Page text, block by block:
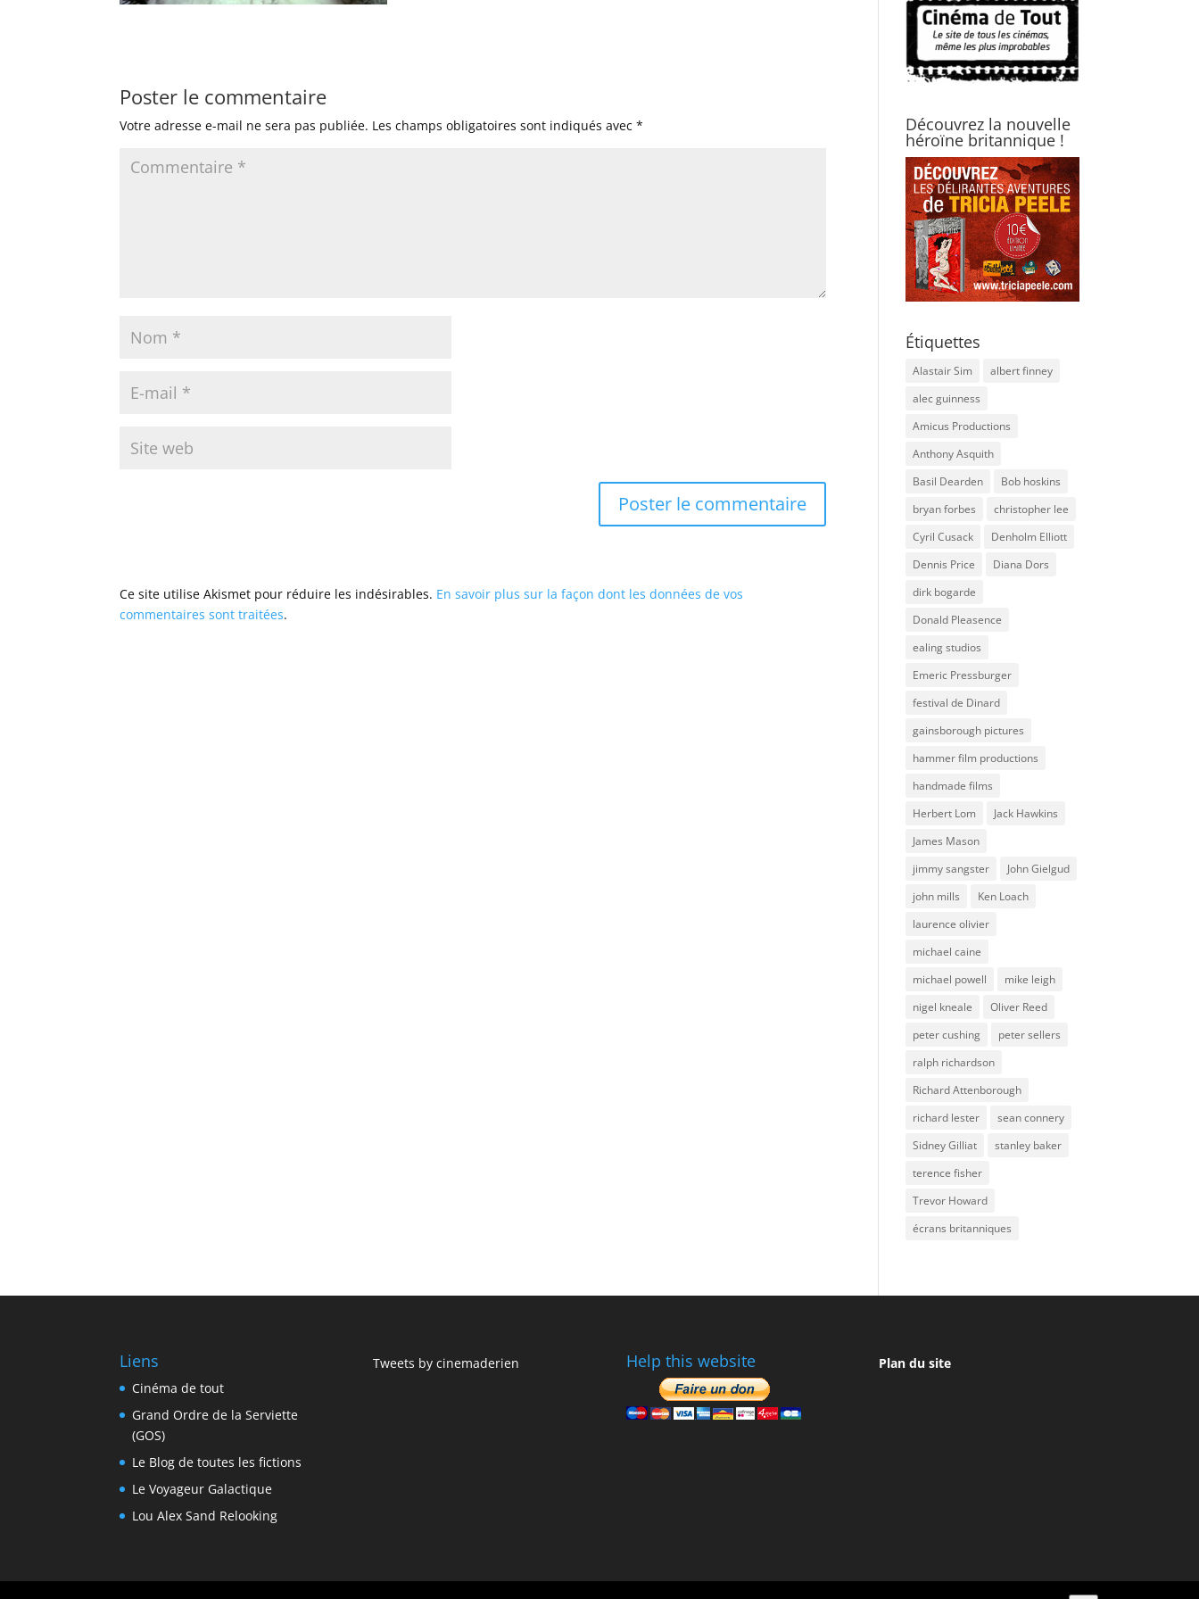
Poster le commentaire
Votre adresse e-mail ne sera pas publiée. Les champs obligatoires sont indiqués avec*
Ce site utilise Akismet pour réduire les indésirables. En savoir plus sur la façon dont les données de vos
commentaires sont traitées.
Découvrez la nouvelle
héroïne britannique !
Étiquettes
Alastair Sim
albert finney
alec guinness
Amicus Productions
Anthony Asquith
Basil Dearden
Bob hoskins
bryan forbes
christopher lee
Cyril Cusack
Denholm Elliott
Dennis Price
Diana Dors
dirk bogarde
Donald Pleasence
ealing studios
Emeric Pressburger
festival de Dinard
gainsborough pictures
hammer film productions
handmade films
Herbert Lom
Jack Hawkins
James Mason
jimmy sangster
John Gielgud
john mills
Ken Loach
laurence olivier
michael caine
michael powell
mike leigh
nigel kneale
Oliver Reed
peter cushing
peter sellers
ralph richardson
Richard Attenborough
richard lester
sean connery
Sidney Gilliat
stanley baker
terence fisher
Trevor Howard
écrans britanniques
Liens
Cinéma de tout
Grand Ordre de la Serviette
(GOS)
Le Blog de toutes les fictions
Le Voyageur Galactique
Lou Alex Sand Relooking
Tweets by cinemaderien Help this website Plan du site